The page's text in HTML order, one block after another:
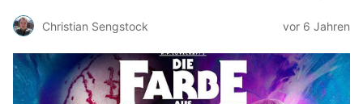
Christian Sengstock vor 6 Jahren